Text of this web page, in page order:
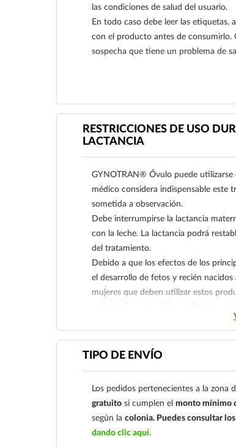
las condiciones de salud del usuario.
En todo caso debe leer las etiquetas,
con el producto antes de consumirlo.
sospecha que tiene un problema de
RESTRICCIONES DE USO
LACTANCIA
GYNOTRAN® Óvulo puede utilizarse
médico considera indispensable este
sometida a observación.
Debe interrumpirse la lactancia
con la leche. La lactancia podrá
del tratamiento.
Debido a que los efectos de los
el desarrollo de fetos y recién
mujeres que deben utilizar estos
método de control de natalidad
No existen pruebas relacionadas con
miconazol.
TIPO DE ENVÍO
Los pedidos pertenecientes a la zona
gratuito si cumplen elmonto mínimo
según lacolonia. Puedes consultar
dando clic aquí.